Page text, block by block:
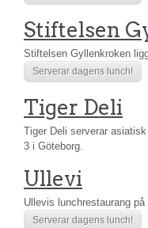
Stiftelsen
Stiftelsen Gyllenkroken
Serverar dagens lunch!
Tiger Deli
Tiger Deli serverar
3 i Göteborg.
Ullevi
Ullevis lunchrestaurang på
Serverar dagens lunch!